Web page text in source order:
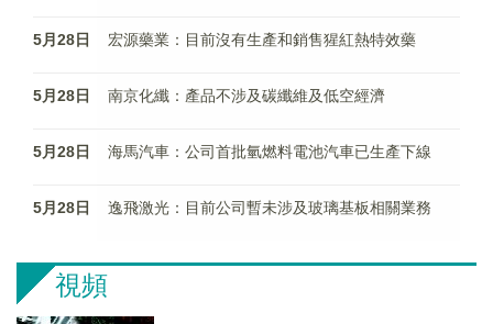
5月28日 宏源藥業：目前沒有生產和銷售猩紅熱特效藥
5月28日 南京化纖：產品不涉及碳纖維及低空經濟
5月28日 海馬汽車：公司首批氫燃料電池汽車已生產下線
5月28日 逸飛激光：目前公司暫未涉及玻璃基板相關業務
視頻